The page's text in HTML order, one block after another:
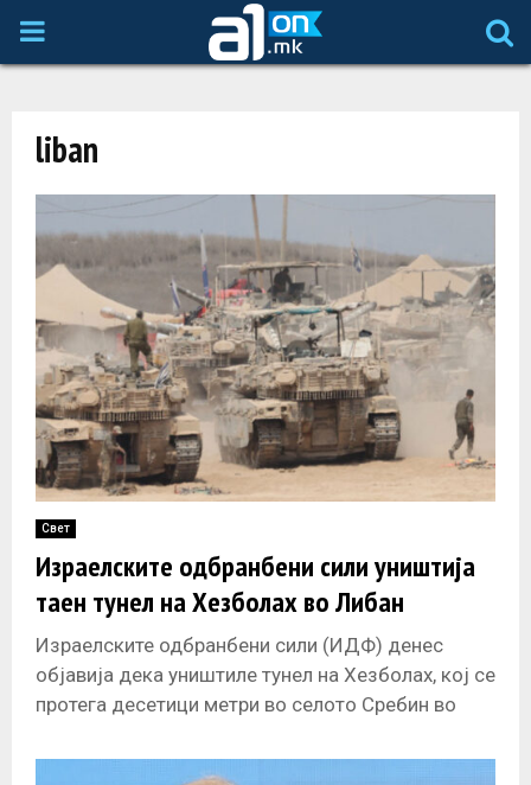
P
A
R
Y
M
E
N
U
liban
Свет
Израелските одбранбени сили уништија
таен тунел на Хезболах во Либан
Израелските одбранбени сили (ИДФ) денес
објавија дека уништиле тунел на Хезболах, кој се
протега десетици метри во селото Сребин во